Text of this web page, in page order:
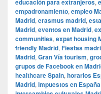
educación para extranjeros,
empadronamiento, empleo
Madrid, erasmus madrid,
Madrid, eventos en Madrid,
communities, expat housing
friendly Madrid, Fiestas
Madrid, Gran Vía tourism,
grupos de Facebook en
healthcare Spain, horarios
Madrid, impuestos en